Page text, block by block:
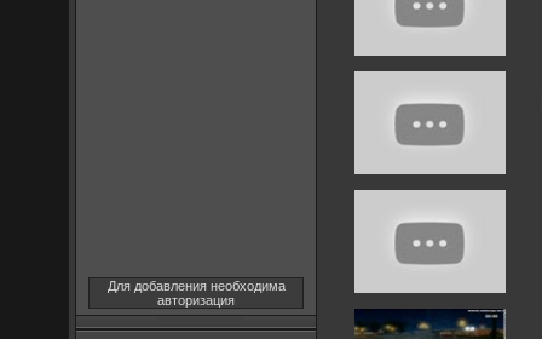
Для добавления необходима
авторизация